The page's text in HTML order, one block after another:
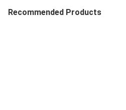
Recommended Products